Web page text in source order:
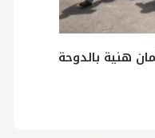
هنية بالدوحة